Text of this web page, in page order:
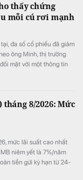
thấy chứng
mỗi cú rơi mạnh
đa số cổ phiếu đã giảm
ông Minh, thị trường
mặt với một thông tin
8/2026: Mức
mức lãi suất cao nhất
niêm yết là 7%/năm
tiền gửi kỳ hạn từ 24-